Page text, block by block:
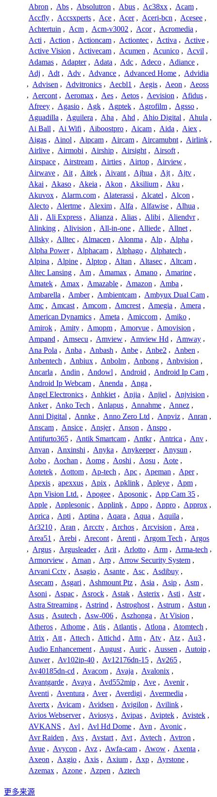
Abron , Abs , Absolutron , Abus , Ac38xx , Acam ,
Accfly , Accsxperts , Ace , Acer , Aceri-bcn , Acesee ,
Achtertuin , Acm , Acm-v3002 , Acor , Acromedia ,
Acti , Action , Actioncam , Actiontec , Activa , Active ,
Active Vision , Activecam , Acumen , Acunico , Acvil ,
Adamas , Adapter , Adata , Adc , Adeco , Adiance ,
Adj , Adt , Adv , Advance , Advanced Home , Advidia
, Advisen , Advitronics , Aecbl1 , Aegis , Aeon , Aeoss
, Aercont , Aeromax , Aes , Aetos , Aevision , Afidus ,
Afreey , Agasio , Agk , Agptek , Agrofilm , Agsso ,
Aguadilla , Aguilera , Aha , Ahd , Ahio Digital , Ahula ,
Ai Ball , Ai Wifi , Aiboostpro , Aicam , Aida , Aiex ,
Aigas , Ainol , Aipcam , Aircam , Aircamubnt , Airlink ,
Airlive , Airmobi , Airship , Airsight , Airsoft ,
Airspace , Airstream , Airties , Airtop , Airview ,
Airwave , Ait , Aitek , Aivant , Ajhua , Ajt , Ajtv ,
Akai , Akaso , Akeia , Akon , Aksilium , Aku ,
Akuvox , Alarm.com , Alaterassi , Alcatel , Alcon ,
Alecto , Alertme , Alexim , Alfa , Alfawise , Alhua ,
Ali , Ali Express , Alianza , Alias , Alibi , Aliendvr ,
Alinking , Alivision , All-in-one , Alliede , Allnet ,
Allsky , Alltec , Almacen , Alonma , Alp , Alpha ,
Alpha Power , Alphacam , Alphago , Alphatech ,
Alpina , Alpine , Alptop , Altan , Altasec , Altcam ,
Altec Lansing , Am , Amamax , Amano , Amarine ,
Amatek , Amax , Amazable , Amazon , Amba ,
Ambarella , Amber , Ambientcam , Ambyux Dual Cam ,
Amc , Amcast , Amcom , Amcrest , Amegia , Amera ,
American Dynamics , Ameta , Amiccom , Amiko ,
Amirok , Amity , Amopm , Amorvue , Amovision ,
Ampand , Amsecu , Amview , Amview Hd , Amway ,
Ana Pola , Anba , Anbash , Anbe , Anbe2 , Anben ,
Anbentech , Anbiux , Anbolm , Anbong , Anbvision ,
Ancarla , Andin , Andowl , Android , Android Ip Cam ,
Android Ip Webcam , Anenda , Anga ,
Angel Electronics , Anhkiet , Anjia , Anjiel , Anjvision ,
Anker , Anko Tech , Anlapus , Annahme , Annez ,
Anni Digital , Annke , Anno Zero Ltd , Anpviz , Anran ,
Anscam , Ansice , Ansjer , Anson , Anspo ,
Antifurto365 , Antik Smartcam , Antkr , Antrica , Anv ,
Anvan , Anxinshi , Anyka , Anykeeper , Anysun ,
Aobo , Aochan , Aomg , Aoshi , Aosu , Aote ,
Aotetek , Aottom , Ap-tech , Apc , Apeman , Aper ,
Apexis , apexxus , Apix , Apklink , Apleye , Apm ,
Apn Vision Ltd. , Apogee , Aposonic , App Cam 35 ,
Apple , Applesonic , Applink , Appo , Appro , Approx ,
Aprica , Apti , Aptina , Aqara , Aqua , Aquila ,
Ar3210 , Aran , Arcctv , Archos , Arcvision , Area ,
Area51 , Arebi , Arecont , Arenti , Argom Tech , Argos
, Argus , Argusleader , Arit , Arlotto , Arm , Arma-tech ,
Armorview , Arnan , Arp , Arrow Security System ,
Arvani Cctv , Asagio , Asante , Asc , Asdibuy ,
Asecam , Asgari , Ashmount Ptz , Asia , Asip , Asm ,
Asoni , Aspac , Asrock , Astak , Asterix , Asti , Astr ,
Astra Streaming , Astrind , Astroghost , Astrum , Astun ,
Asus , Asutech , Asw-006 , Aszhonga , At Vision ,
Atheros , Athome , Atis , Atlantis , Atlona , Atomtech ,
Atrix , Att , Attech , Attichd , Attn , Atv , Atz , Au3 ,
Audio Enhancement , August , Auric , Aussen , Autoip ,
Auwer , Av102ip-40 , Av12176dn-15 , Av265 ,
Av40185dn-cd , Avacom , Avaja , Avalonix ,
Avantgarde , Avaya , Avd552mip , Ave , Avenir ,
Aventi , Aventura , Aver , Averdigi , Avermedia ,
Avertx , Avicam , Avidsen , Avigilon , Avilink ,
Avios Webserver , Aviosys , Avipas , Aviptek , Avistek ,
AVKANS , Avl , Avl Hd Dome , Avn , Avonic ,
Avr Raiden , Avs , Avstart , Avt , Avtech , Avtron ,
Avue , Avycon , Avz , Awfa-cam , Awow , Axenta ,
Axeon , Axgio , Axis , Axium , Axp , Ayrstone ,
Azemax , Azone , Azpen , Aztech
更多来源